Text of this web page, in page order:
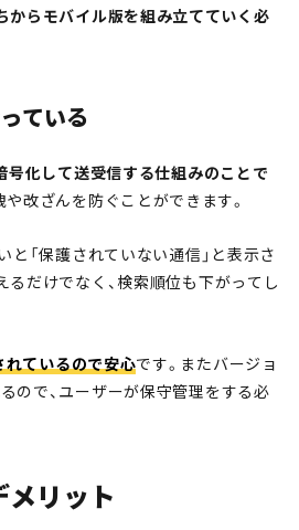
からモバイル版を組み立てていく必
ている
号化して送受信する仕組みのことで
や改ざんを防ぐことができます。
と「保護されていない通信」と表示さ
るだけでなく、検索順位も下がってし
ているので安心です。またバージョ
ので、ユーザーが保守管理をする必
リット